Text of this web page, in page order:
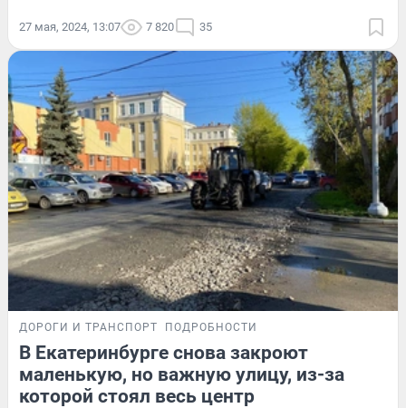
27 мая, 2024, 13:07 7 820 35
ДОРОГИ И ТРАНСПОРТ ПОДРОБНОСТИ
В Екатеринбурге снова закроют
маленькую, но важную улицу, из-за
которой стоял весь центр